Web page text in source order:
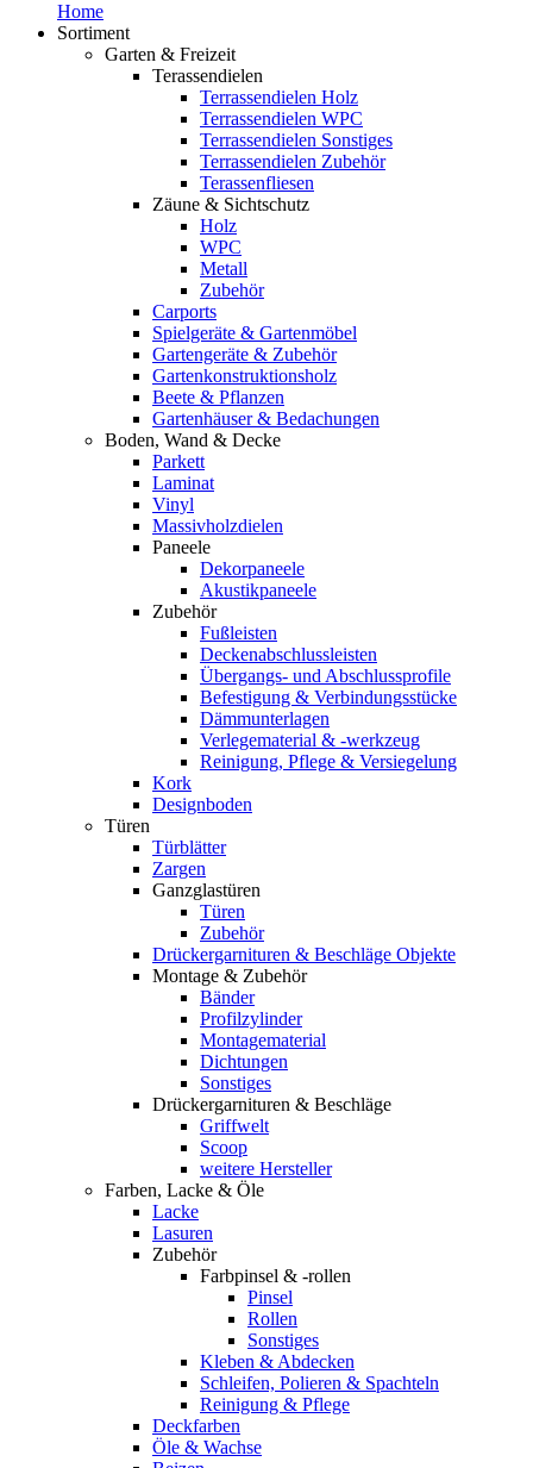
Home
Sortiment
Garten & Freizeit
Terassendielen
Terrassendielen Holz
Terrassendielen WPC
Terrassendielen Sonstiges
Terrassendielen Zubehör
Terassenfliesen
Zäune & Sichtschutz
Holz
WPC
Metall
Zubehör
Carports
Spielgeräte & Gartenmöbel
Gartengeräte & Zubehör
Gartenkonstruktionsholz
Beete & Pflanzen
Gartenhäuser & Bedachungen
Boden, Wand & Decke
Parkett
Laminat
Vinyl
Massivholzdielen
Paneele
Dekorpaneele
Akustikpaneele
Zubehör
Fußleisten
Deckenabschlussleisten
Übergangs- und Abschlussprofile
Befestigung & Verbindungsstücke
Dämmunterlagen
Verlegematerial & -werkzeug
Reinigung, Pflege & Versiegelung
Kork
Designboden
Türen
Türblätter
Zargen
Ganzglastüren
Türen
Zubehör
Drückergarnituren & Beschläge Objekte
Montage & Zubehör
Bänder
Profilzylinder
Montagematerial
Dichtungen
Sonstiges
Drückergarnituren & Beschläge
Griffwelt
Scoop
weitere Hersteller
Farben, Lacke & Öle
Lacke
Lasuren
Zubehör
Farbpinsel & -rollen
Pinsel
Rollen
Sonstiges
Kleben & Abdecken
Schleifen, Polieren & Spachteln
Reinigung & Pflege
Deckfarben
Öle & Wachse